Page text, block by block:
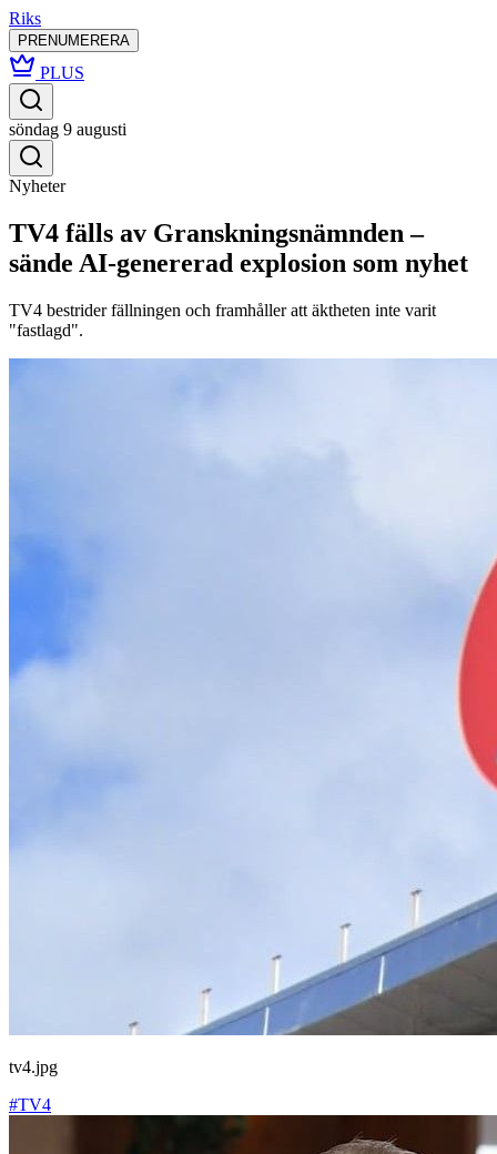
Riks
PRENUMERERA
PLUS
söndag 9 augusti
Nyheter
TV4 fälls av Granskningsnämnden –
sände AI-genererad explosion som nyhet
TV4 bestrider fällningen och framhåller att äktheten inte varit
"fastlagd".
tv4.jpg
#TV4